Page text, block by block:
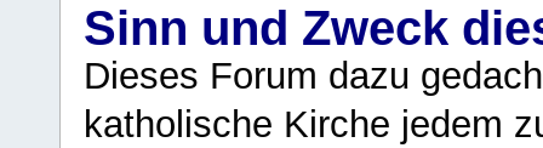
Sinn und Zweck
Dieses Forum dazu
katholische Kirche jedem